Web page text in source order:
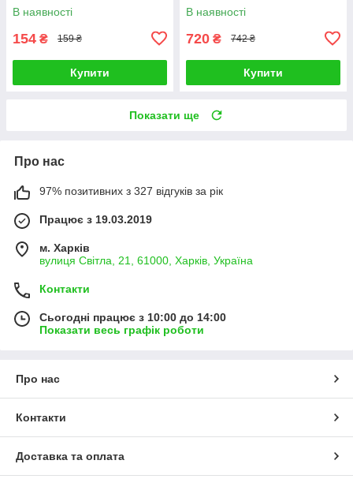
В наявності
154 ₴ 159 ₴
Купити
В наявності
720 ₴ 742 ₴
Купити
Показати ще
Про нас
97% позитивних з 327 відгуків за рік
Працює з 19.03.2019
м. Харків
вулиця Світла, 21, 61000, Харків, Україна
Контакти
Сьогодні працює з 10:00 до 14:00
Показати весь графік роботи
Про нас
Контакти
Доставка та оплата